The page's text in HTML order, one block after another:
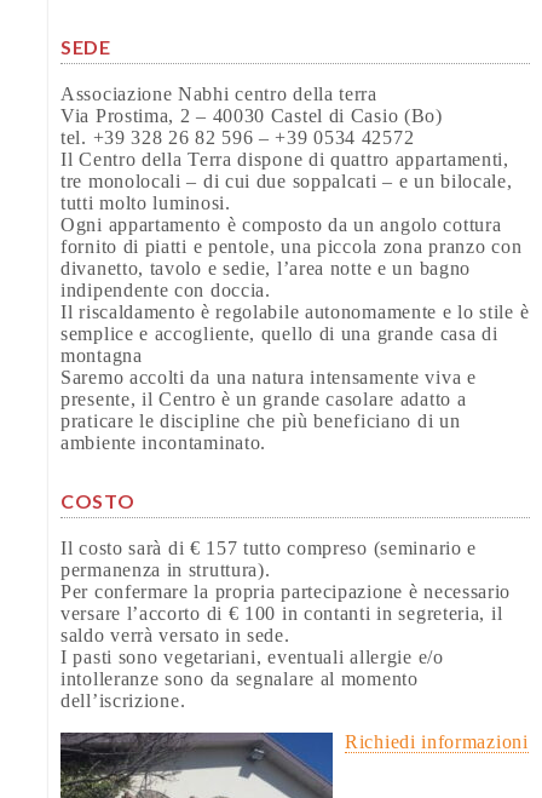
SEDE
Associazione Nabhi centro della terra
Via Prostima, 2 – 40030 Castel di Casio (Bo)
tel. +39 328 26 82 596 – +39 0534 42572
Il Centro della Terra dispone di quattro appartamenti,
tre monolocali – di cui due soppalcati – e un bilocale,
tutti molto luminosi.
Ogni appartamento è composto da un angolo cottura
fornito di piatti e pentole, una piccola zona pranzo con
divanetto, tavolo e sedie, l’area notte e un bagno
indipendente con doccia.
Il riscaldamento è regolabile autonomamente e lo stile è
semplice e accogliente, quello di una grande casa di
montagna
Saremo accolti da una natura intensamente viva e
presente, il Centro è un grande casolare adatto a
praticare le discipline che più beneficiano di un
ambiente incontaminato.
COSTO
Il costo sarà di € 157 tutto compreso (seminario e
permanenza in struttura).
Per confermare la propria partecipazione è necessario
versare l’accorto di € 100 in contanti in segreteria, il
saldo verrà versato in sede.
I pasti sono vegetariani, eventuali allergie e/o
intolleranze sono da segnalare al momento
dell’iscrizione.
Richiedi informazioni